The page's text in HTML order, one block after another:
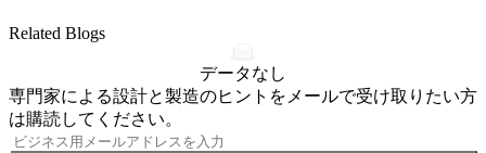
Related Blogs
データなし
専門家による設計と製造のヒントをメールで受け取りたい方
は購読してください。